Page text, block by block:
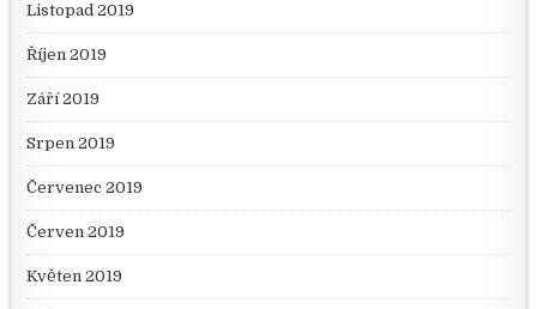
Listopad 2019
Říjen 2019
Září 2019
Srpen 2019
Červenec 2019
Červen 2019
Květen 2019